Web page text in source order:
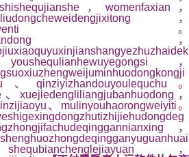
，womenfaxian，
，
。
，
，
qinziyizhandouyoulequchu。
xuejiedengliliangjubanhuodong，
、mulinyouhaorongweiyiti。
，
，